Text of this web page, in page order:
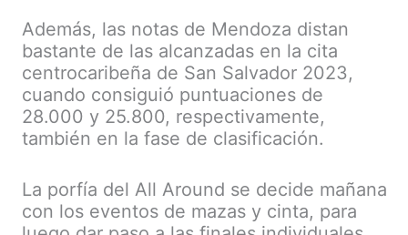
Además, las notas de Mendoza distan
bastante de las alcanzadas en la cita
centrocaribeña de San Salvador 2023,
cuando consiguió puntuaciones de
28.000 y 25.800, respectivamente,
también en la fase de clasificación.
La porfía del All Around se decide mañana
con los eventos de mazas y cinta, para